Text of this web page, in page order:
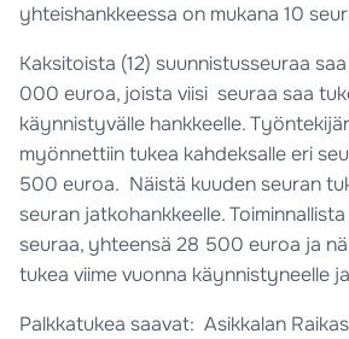
yhteishankkeessa on mukana 10
Kaksitoista (12) suunnistusseuraa
000 euroa, joista viisi seuraa saa
käynnistyvälle hankkeelle.
myönnettiin tukea kahdeksalle eri
500 euroa. Näistä kuuden seuran
seuran jatkohankkeelle.
seuraa, yhteensä 28 500 euroa ja
tukea viime vuonna käynnistyneelle
Palkkatukea saavat: Asikkalan